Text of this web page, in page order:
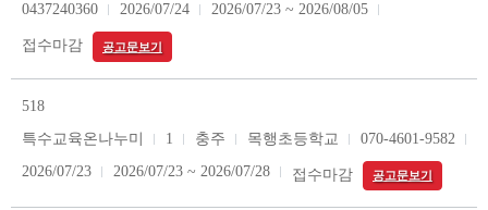
0437240360
2026/07/24 2026/07/23 ~ 2026/08/05
접수마감 공고문보기
518
특수교육온나누미
1 충주 목행초등학교
070-4601-9582
2026/07/23
2026/07/23 ~ 2026/07/28 접수마감 공고문보기